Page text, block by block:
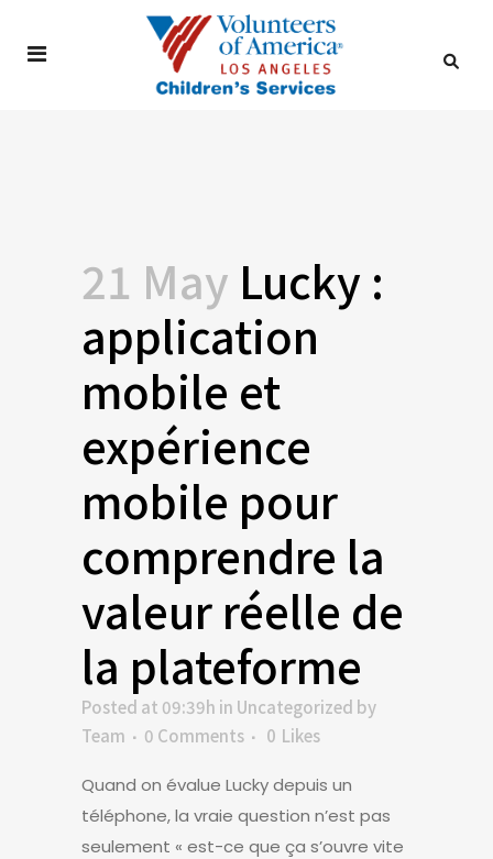
21 May Lucky :
application
mobile et
expérience
mobile pour
comprendre la
valeur réelle de
la plateforme
Posted at 09:39h in Uncategorized by
Team
0 Comments 0 Likes
Quand on évalue Lucky depuis un
téléphone, la vraie question n’est pas
seulement « est-ce que ça s’ouvre vite